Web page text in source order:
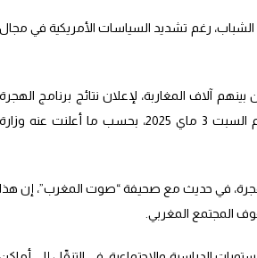
الشباب، رغم تشديد السياسات الأمريكية في مجال
آلاف المغاربة، لإعلان نتائج برنامج الهجرة
العشوائية إلى الولايات المتحدة برسم سنة 2025، والتي ظهرت رسميًا يوم السبت 3 ماي 2025، بحسب ما أعلنت عنه وزارة
في حديث مع صحيفة “صوت المغرب”، إن هذا
المجتمع المغربي.